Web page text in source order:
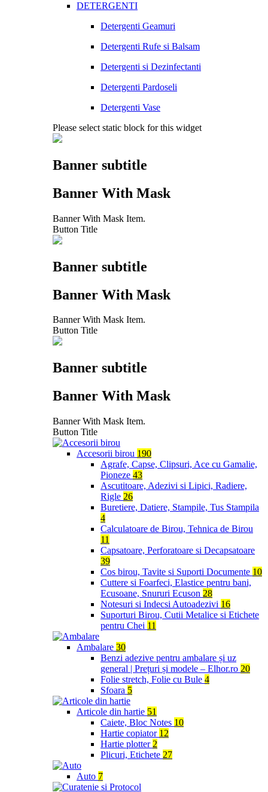
DETERGENTI
Detergenti Geamuri
Detergenti Rufe si Balsam
Detergenti si Dezinfectanti
Detergenti Pardoseli
Detergenti Vase
Please select static block for this widget
Banner subtitle
Banner With Mask
Banner With Mask Item.
Button Title
Banner subtitle
Banner With Mask
Banner With Mask Item.
Button Title
Banner subtitle
Banner With Mask
Banner With Mask Item.
Button Title
Accesorii birou 190
Agrafe, Capse, Clipsuri, Ace cu Gamalie,
Pioneze 43
Ascutitoare, Adezivi si Lipici, Radiere,
Rigle 26
Buretiere, Datiere, Stampile, Tus Stampila
4
Calculatoare de Birou, Tehnica de Birou
11
Capsatoare, Perforatoare si Decapsatoare
39
Cos birou, Tavite si Suporti Documente 10
Cuttere si Foarfeci, Elastice pentru bani,
Ecusoane, Snururi Ecuson 28
Notesuri si Indecsi Autoadezivi 16
Suporturi Birou, Cutii Metalice si Etichete
pentru Chei 11
Ambalare 30
Benzi adezive pentru ambalare și uz
general | Prețuri și modele – Elhor.ro 20
Folie stretch, Folie cu Bule 4
Sfoara 5
Articole din hartie 51
Caiete, Bloc Notes 10
Hartie copiator 12
Hartie plotter 2
Plicuri, Etichete 27
Auto 7